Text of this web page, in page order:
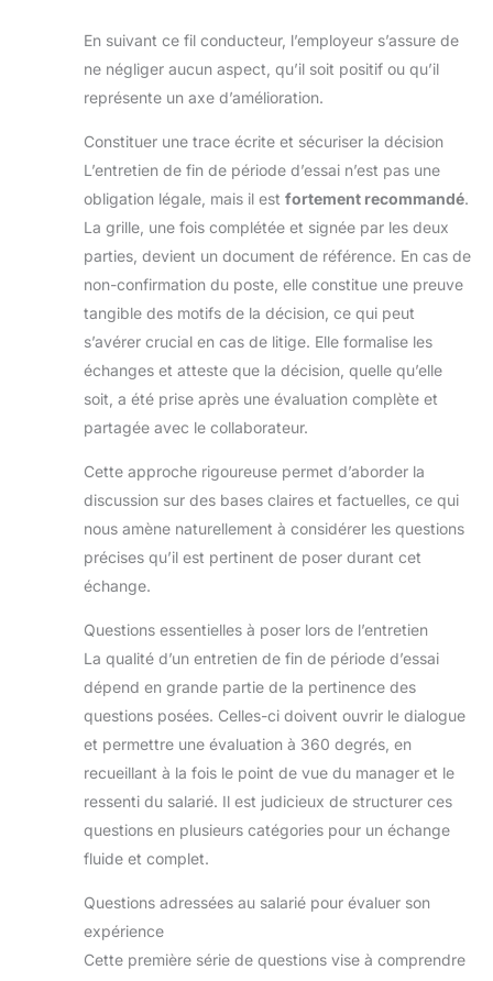
En suivant ce fil conducteur, l’employeur s’assure de
ne négliger aucun aspect, qu’il soit positif ou qu’il
représente un axe d’amélioration.
Constituer une trace écrite et sécuriser la décision
L’entretien de fin de période d’essai n’est pas une
obligation légale, mais il est fortement recommandé.
La grille, une fois complétée et signée par les deux
parties, devient un document de référence. En cas de
non-confirmation du poste, elle constitue une preuve
tangible des motifs de la décision, ce qui peut
s’avérer crucial en cas de litige. Elle formalise les
échanges et atteste que la décision, quelle qu’elle
soit, a été prise après une évaluation complète et
partagée avec le collaborateur.
Cette approche rigoureuse permet d’aborder la
discussion sur des bases claires et factuelles, ce qui
nous amène naturellement à considérer les questions
précises qu’il est pertinent de poser durant cet
échange.
Questions essentielles à poser lors de l’entretien
La qualité d’un entretien de fin de période d’essai
dépend en grande partie de la pertinence des
questions posées. Celles-ci doivent ouvrir le dialogue
et permettre une évaluation à 360 degrés, en
recueillant à la fois le point de vue du manager et le
ressenti du salarié. Il est judicieux de structurer ces
questions en plusieurs catégories pour un échange
fluide et complet.
Questions adressées au salarié pour évaluer son
expérience
Cette première série de questions vise à comprendre